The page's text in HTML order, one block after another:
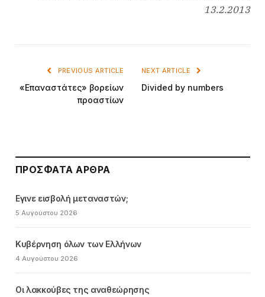
13.2.2013
PREVIOUS ARTICLE
«Επαναστάτες» βορείων
προαστίων
NEXT ARTICLE
Divided by numbers
ΠΡΌΣΦΑΤΑ ΆΡΘΡΑ
Εγινε εισβολή μεταναστών;
5 Αυγούστου 2026
Κυβέρνηση όλων των Ελλήνων
4 Αυγούστου 2026
Οι λακκούβες της αναθεώρησης